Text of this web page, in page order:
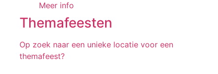
Meer info
Themafeesten
Op zoek naar een unieke locatie voor een
themafeest?